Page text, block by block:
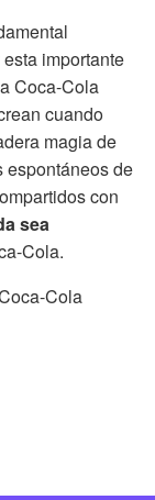
importante
Coca-Cola
cuando
magia de
espontáneos de
con
sea
Cola.
Cola